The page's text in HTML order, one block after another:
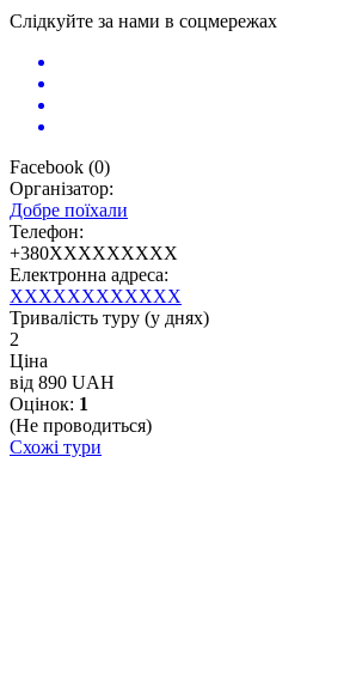
Слідкуйте за нами в соцмережах
Facebook (0)
Організатор:
Добре поїхали
Телефон:
+380XXXXXXXXX
Електронна адреса:
XXXXXXXXXXXX
Тривалість туру (у днях)
2
Ціна
від 890 UAH
Оцінок: 1
(Не проводиться)
Схожі тури